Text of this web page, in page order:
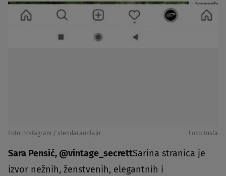
Foto: Instagram / stendaraonlajn Foto:
Sara Pensić, @vintage_secrettSarina stranica je
izvor nežnih, ženstvenih, elegantnih i